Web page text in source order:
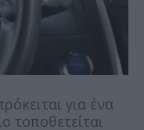
για ένα
τοποθετείται